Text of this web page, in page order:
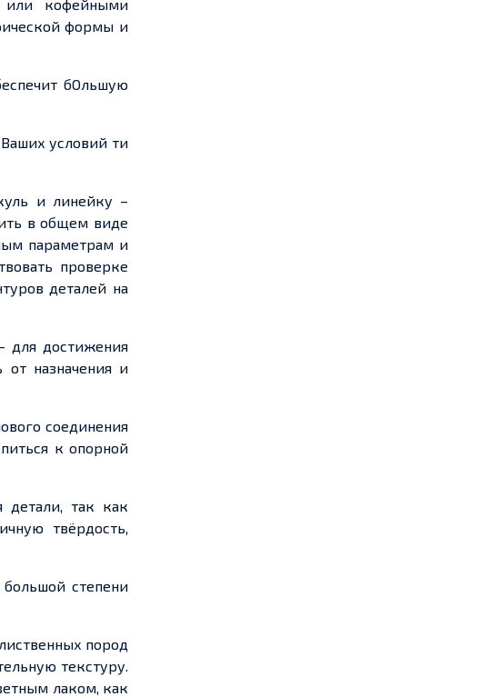
кофейными
формы и
бОльшую
условий ти
и линейку –
в общем виде
параметрам и
проверке
деталей на
для достижения
от назначения и
соединения
к опорной
детали, так как
твёрдость,
степени
пород
текстуру.
лаком, как